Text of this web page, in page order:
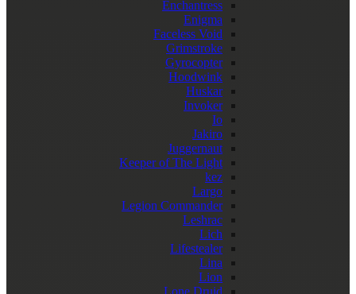
Enchantress
Enigma
Faceless Void
Grimstroke
Gyrocopter
Hoodwink
Huskar
Invoker
Io
Jakiro
Juggernaut
Keeper of The Light
kez
Largo
Legion Commander
Leshrac
Lich
Lifestealer
Lina
Lion
Lone Druid